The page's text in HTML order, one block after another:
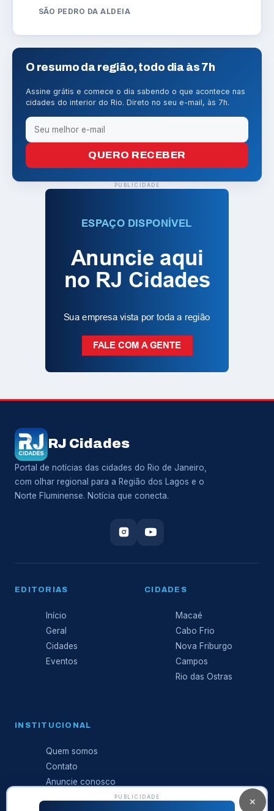
SÃO PEDRO DA ALDEIA
O resumo da região, todo dia às 7h
Assine grátis e comece o dia sabendo o que acontece nas
cidades do interior do Rio. Direto no seu e-mail, às 7h.
QUERO RECEBER
PUBLICIDADE
RJ Cidades
Portal de notícias das cidades do Rio de Janeiro,
com olhar regional para a Região dos Lagos e o
Norte Fluminense. Notícia que conecta.
EDITORIAS
Início
Geral
Cidades
Eventos
CIDADES
Macaé
Cabo Frio
Nova Friburgo
Campos
Rio das Ostras
INSTITUCIONAL
Quem somos
Contato
Anuncie conosco
✕
PUBLICIDADE